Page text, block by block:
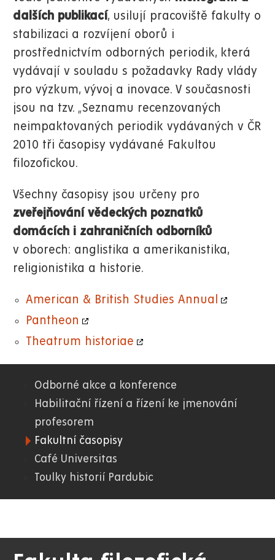
dalších publikací, usilují pracoviště fakulty o
stabilizaci a rozvíjení oborů i
prostřednictvím odborných periodik, která
vydávají v souladu s požadavky Rady vlády
pro výzkum, vývoj a inovace. V současnosti
jsou na tzv. „Seznamu recenzovaných
neimpaktovaných periodik vydávaných v ČR
2010 tři časopisy vydávané Fakultou
filozofickou.
Všechny časopisy jsou určeny pro
zveřejňování vědeckých poznatků
domácích i zahraničních odborníků
v oborech: anglistika a amerikanistika,
religionistika a historie.
American & British Studies Annual
Pantheon
Theatrum historiae
06.
FF
Odborné akce a konference
Habilitační řízení a řízení ke jmenování
profesorem
Fakultní časopisy
Café Universitas
Toulky historií Pardubic